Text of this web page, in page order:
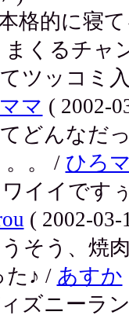
的に寝て
くるチャ
ツッコミ
マ ( 2002-
どんなだ
。 / ひろ
イイです
( 2002-03-
そう、焼
た♪ / あすか
ズニーラ